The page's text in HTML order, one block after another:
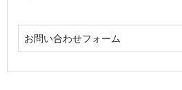
お問い合わせフォーム